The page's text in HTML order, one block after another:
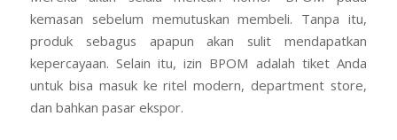
kemasan sebelum memutuskan membeli. Tanpa itu,
produk sebagus apapun akan sulit mendapatkan
kepercayaan. Selain itu, izin BPOM adalah tiket Anda
untuk bisa masuk ke ritel modern, department store,
dan bahkan pasar ekspor.